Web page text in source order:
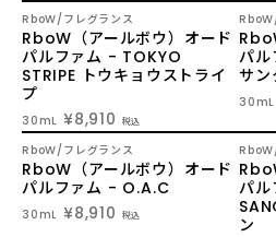
NEW
RboW フレグランス
RboW（アールボウ）オード
パルファム - TOKYO
STRIPE トウキョウストライ
プ
30mL ¥8,910 税込
RboW
パル
サン
30mL
RboW フレグランス
RboW（アールボウ）オード
パルファム - O.A.C
30mL ¥8,910 税込
RboW
パル
ン